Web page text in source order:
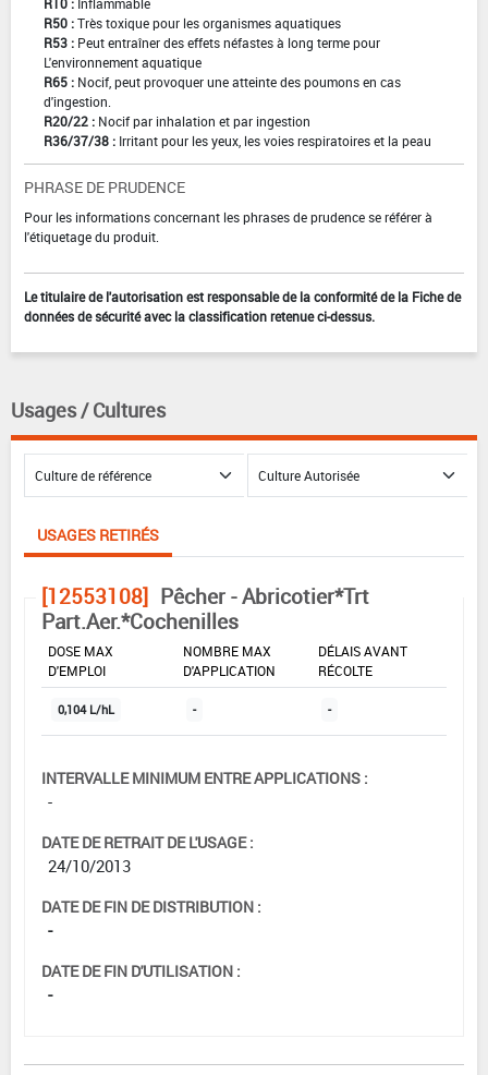
R50 :Très toxique pour les organismes aquatiques
R53 : Peut entraîner des effets néfastes à long terme pour
L'environnement aquatique
R65 : Nocif, peut provoquer une atteinte des poumons en cas
d'ingestion.
R20/22 : Nocif par inhalation et par ingestion
R36/37/38 : Irritant pour les yeux, les voies respiratoires et la peau
PHRASE DE PRUDENCE
Pour les informations concernant les phrases de prudence se référer à
l'étiquetage du produit.
Le titulaire de l'autorisation est responsable de la conformité de la Fiche de
données de sécurité avec la classification retenue ci-dessus.
Usages / Cultures
USAGES RETIRÉS
[12553108] Pêcher - Abricotier*Trt
Part.Aer.*Cochenilles
DOSE MAX
D'EMPLOI
NOMBRE MAX
D'APPLICATION
DÉLAIS AVANT
RÉCOLTE
0,104 L/hL - -
INTERVALLE MINIMUM ENTRE APPLICATIONS :
-
DATE DE RETRAIT DE L'USAGE :
24/10/2013
DATE DE FIN DE DISTRIBUTION :
-
DATE DE FIN D'UTILISATION :
-